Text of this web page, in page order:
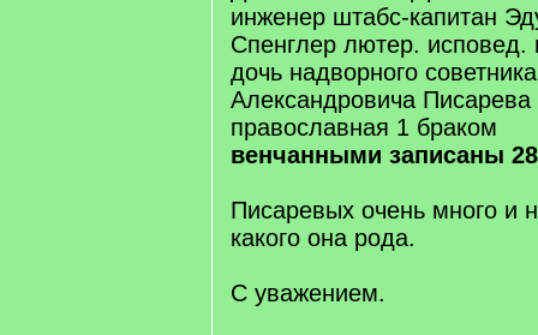
инженер штабс-капитан
Спенглер лютер.
дочь надворного
Александровича
православная 1 браком
венчанными записаны
Писаревых очень много и
какого она рода.
С уважением.